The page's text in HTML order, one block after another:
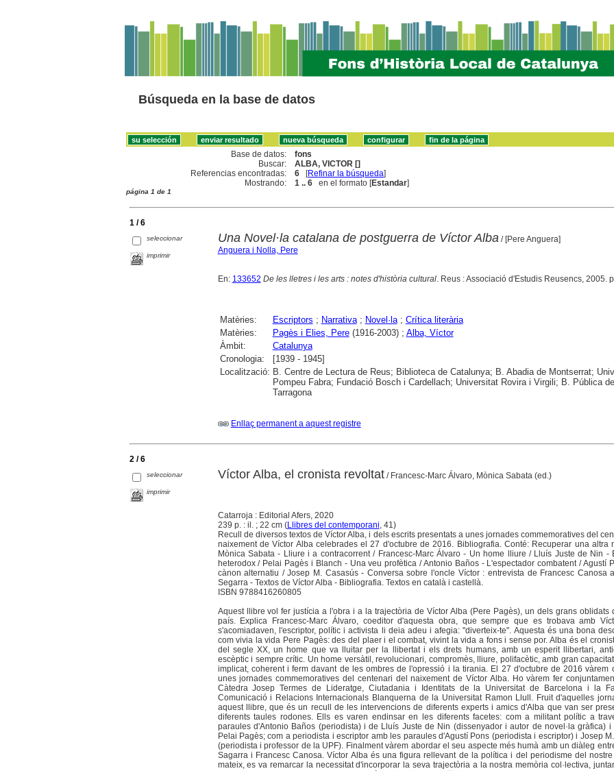
Búsqueda en la base de datos
Base de datos:
fons
Buscar:
ALBA, VICTOR []
Referencias encontradas:
6 [Refinar la búsqueda]
Mostrando:
1 .. 6 en el formato [Estandar]
página 1 de 1
1 / 6
seleccionar
imprimir
Una Novel·la catalana de postguerra de Víctor Alba/ [Pere Anguera]
Anguera i Nolla, Pere
En: 133652 De les lletres i les arts : notes d'història cultural. Reus : Associació d'Estudis Reusencs, 2005.
Matèries: Escriptors ; Narrativa; Novel·la; Crítica literària
Matèries:
Pagès i Elies, Pere(1916-2003) ; Alba, Víctor
Àmbit:
Catalunya
Cronologia:
[1939 - 1945]
Localització: B. Centre de Lectura de Reus; Biblioteca de Catalunya; B. Abadia de Montserrat;
Pompeu Fabra; Fundació Bosch i Cardellach; Universitat Rovira i Virgili; B. Pública de
Tarragona
Enllaç permanent a aquest registre
2 / 6
seleccionar
imprimir
Víctor Alba, el cronista revoltat/ Francesc-Marc Álvaro, Mònica Sabata (ed.)
Catarroja : Editorial Afers, 2020
239 p. : il. ; 22 cm (Llibres del contemporani, 41)
Recull de diversos textos de Víctor Alba, i dels escrits presentats a unes jornades commemoratives del
naixement de Víctor Alba celebrades el 27 d'octubre de 2016. Bibliografia. Conté: Recuperar una altra
Mònica Sabata - Lliure i a contracorrent / Francesc-Marc Álvaro - Un home lliure / Lluís Juste de Nin -
heterodox / Pelai Pagès i Blanch - Una veu profètica / Antonio Baños - L'espectador combatent / Agustí
cànon alternatiu / Josep M. Casasús - Conversa sobre l'oncle Víctor : entrevista de Francesc Canosa
Segarra - Textos de Víctor Alba - Bibliografia. Textos en català i castellà.
ISBN 9788416260805
Aquest llibre vol fer justícia a l'obra i a la trajectòria de Víctor Alba (Pere Pagès), un dels grans oblidats
país. Explica Francesc-Marc Álvaro, coeditor d'aquesta obra, que sempre que es trobava amb
s'acomiadaven, l'escriptor, polític i activista li deia adeu i afegia: "diverteix-te". Aquesta és una bona
com vivia la vida Pere Pagès: des del plaer i el combat, vivint la vida a fons i sense por. Alba és el
del segle XX, un home que va lluitar per la llibertat i els drets humans, amb un esperit llibertari,
escèptic i sempre crític. Un home versàtil, revolucionari, compromès, lliure, polifacètic, amb gran
implicat, coherent i ferm davant de les ombres de l'opressió i la tirania. El 27 d'octubre de 2016 vàrem
unes jornades commemoratives del centenari del naixement de Víctor Alba. Ho vàrem fer
Càtedra Josep Termes de Lideratge, Ciutadania i Identitats de la Universitat de Barcelona i la
Comunicació i Relacions Internacionals Blanquerna de la Universitat Ramon Llull. Fruit d'aquelles
aquest llibre, que és un recull de les intervencions de diferents experts i amics d'Alba que van ser
diferents taules rodones. Ells es varen endinsar en les diferents facetes: com a militant polític a
paraules d'Antonio Baños (periodista) i de Lluís Juste de Nin (dissenyador i autor de novel·la gràfica) i
Pelai Pagès; com a periodista i escriptor amb les paraules d'Agustí Pons (periodista i escriptor) i Josep
(periodista i professor de la UPF). Finalment vàrem abordar el seu aspecte més humà amb un diàleg
Sagarra i Francesc Canosa. Víctor Alba és una figura rellevant de la política i del periodisme del
mateix, es va remarcar la necessitat d'incorporar la seva trajectòria a la nostra memòria col·lectiva,